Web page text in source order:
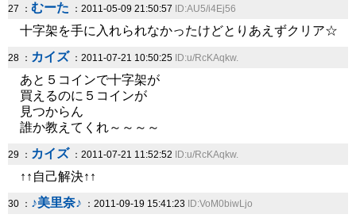
27 ： むーた ：2011-05-09 21:50:57 ID:AU5/i4Ej56
十字架を手に入れられなかったけどとりあえずクリア☆
28 ： カイズ ：2011-07-21 10:50:25 ID:u/RcKAqkw.
あと５コインで十字架が
買えるのに５コインが
見つからん
誰か教えてくれ～～～～
29 ： カイズ ：2011-07-21 11:52:52 ID:u/RcKAqkw.
↑↑自己解決↑↑
30 ： ♪美里奈♪ ：2011-09-19 15:41:23 ID:VoM0biwLjo